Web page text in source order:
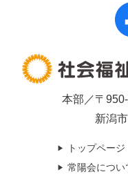
本部／〒
新潟
トップページ
常陽会につい